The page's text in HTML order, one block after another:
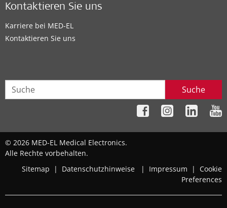
Kontaktieren Sie uns
Karriere bei MED-EL
Kontaktieren Sie uns
Suche
© 2026 MED-EL Medical Electronics.
Alle Rechte vorbehalten.
Sitemap
| Datenschutzhinweise | Impressum | Cookie
Preferences